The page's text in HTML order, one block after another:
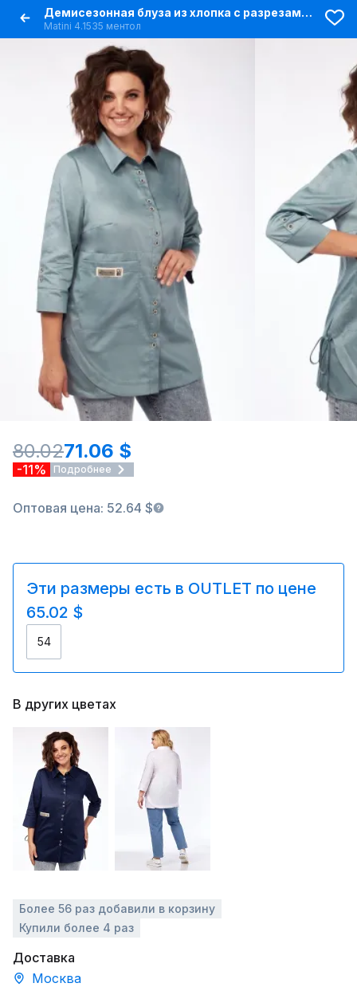
Демисезонная блуза из хлопка с разрезами и пуговицами
Matini 4.1535 ментол
80.0271.06 $
-11% Подробнее
Оптовая цена: 52.64 $
Эти размеры есть в OUTLET по цене
65.02 $
54
В других цветах
Более 56 раз добавили в корзину
Купили более 4 раз
Доставка
Москва